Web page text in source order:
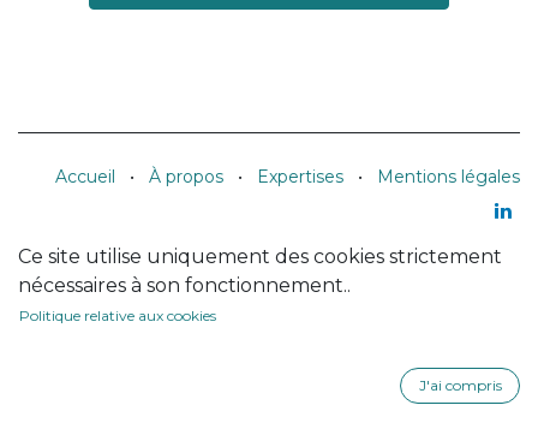
Accueil • À propos • Expertises • Mentions légales
Ce site utilise uniquement des cookies strictement
nécessaires à son fonctionnement..
Politique relative aux cookies
J'ai compris